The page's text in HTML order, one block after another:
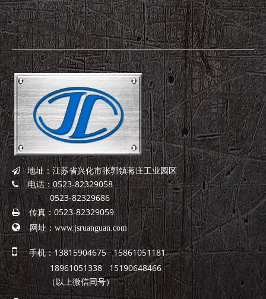
快速导航
地址：江苏省兴化市张郭镇蒋庄工业园区
电话：0523-82329058
0523-82329686
 传真：0523-82329059
 网址：www.jsruanguan.com

手机：13815904675 15861051181
18961051338 15190648466
（以上微信同号）